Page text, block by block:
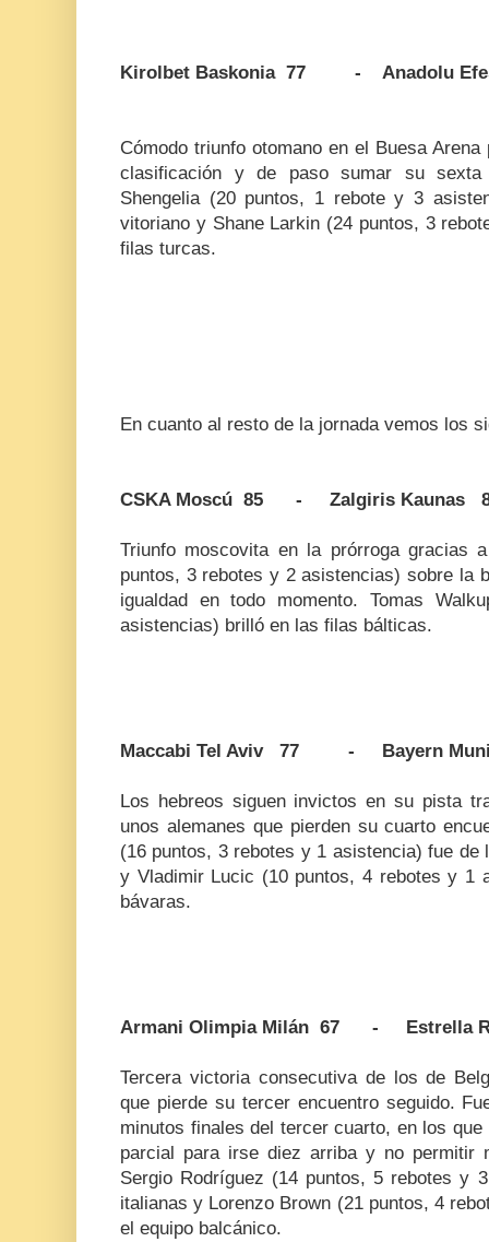
Kirolbet Baskonia 77 - Anadolu
Cómodo triunfo otomano en el Buesa
clasificación y de paso sumar su sexta
Shengelia (20 puntos, 1 rebote y 3
vitoriano y Shane Larkin (24 puntos, 3
filas turcas.
En cuanto al resto de la jornada vemos los
CSKA Moscú 85 - Zalgiris Kaunas
Triunfo moscovita en la prórroga gracias
puntos, 3 rebotes y 2 asistencias) sobre la
igualdad en todo momento. Tomas
asistencias) brilló en las filas bálticas.
Maccabi Tel Aviv 77 - Bayern
Los hebreos siguen invictos en su pista
unos alemanes que pierden su cuarto
(16 puntos, 3 rebotes y 1 asistencia) fue
y Vladimir Lucic (10 puntos, 4 rebotes y 1
bávaras.
Armani Olimpia Milán 67 - Estrella
Tercera victoria consecutiva de los de
que pierde su tercer encuentro seguido.
minutos finales del tercer cuarto, en los
parcial para irse diez arriba y no permitir
Sergio Rodríguez (14 puntos, 5 rebotes y
italianas y Lorenzo Brown (21 puntos, 4
el equipo balcánico.